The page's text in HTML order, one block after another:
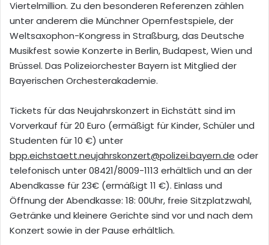
Viertelmillion. Zu den besonderen Referenzen zählen
unter anderem die Münchner Opernfestspiele, der
Weltsaxophon-Kongress in Straßburg, das Deutsche
Musikfest sowie Konzerte in Berlin, Budapest, Wien und
Brüssel. Das Polizeiorchester Bayern ist Mitglied der
Bayerischen Orchesterakademie.
Tickets für das Neujahrskonzert in Eichstätt sind im
Vorverkauf für 20 Euro (ermäßigt für Kinder, Schüler und
Studenten für 10 €) unter
bpp.eichstaett.neujahrskonzert@polizei.bayern.de oder
telefonisch unter 08421/8009-1113 erhältlich und an der
Abendkasse für 23€ (ermäßigt 11 €). Einlass und
Öffnung der Abendkasse: 18: 00Uhr, freie Sitzplatzwahl,
Getränke und kleinere Gerichte sind vor und nach dem
Konzert sowie in der Pause erhältlich.